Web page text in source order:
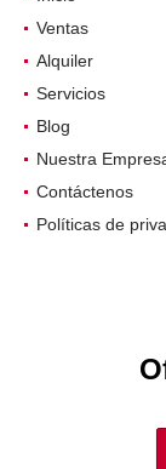
Ventas
Alquiler
Servicios
Blog
Nuestra
Contáctenos
Políticas de